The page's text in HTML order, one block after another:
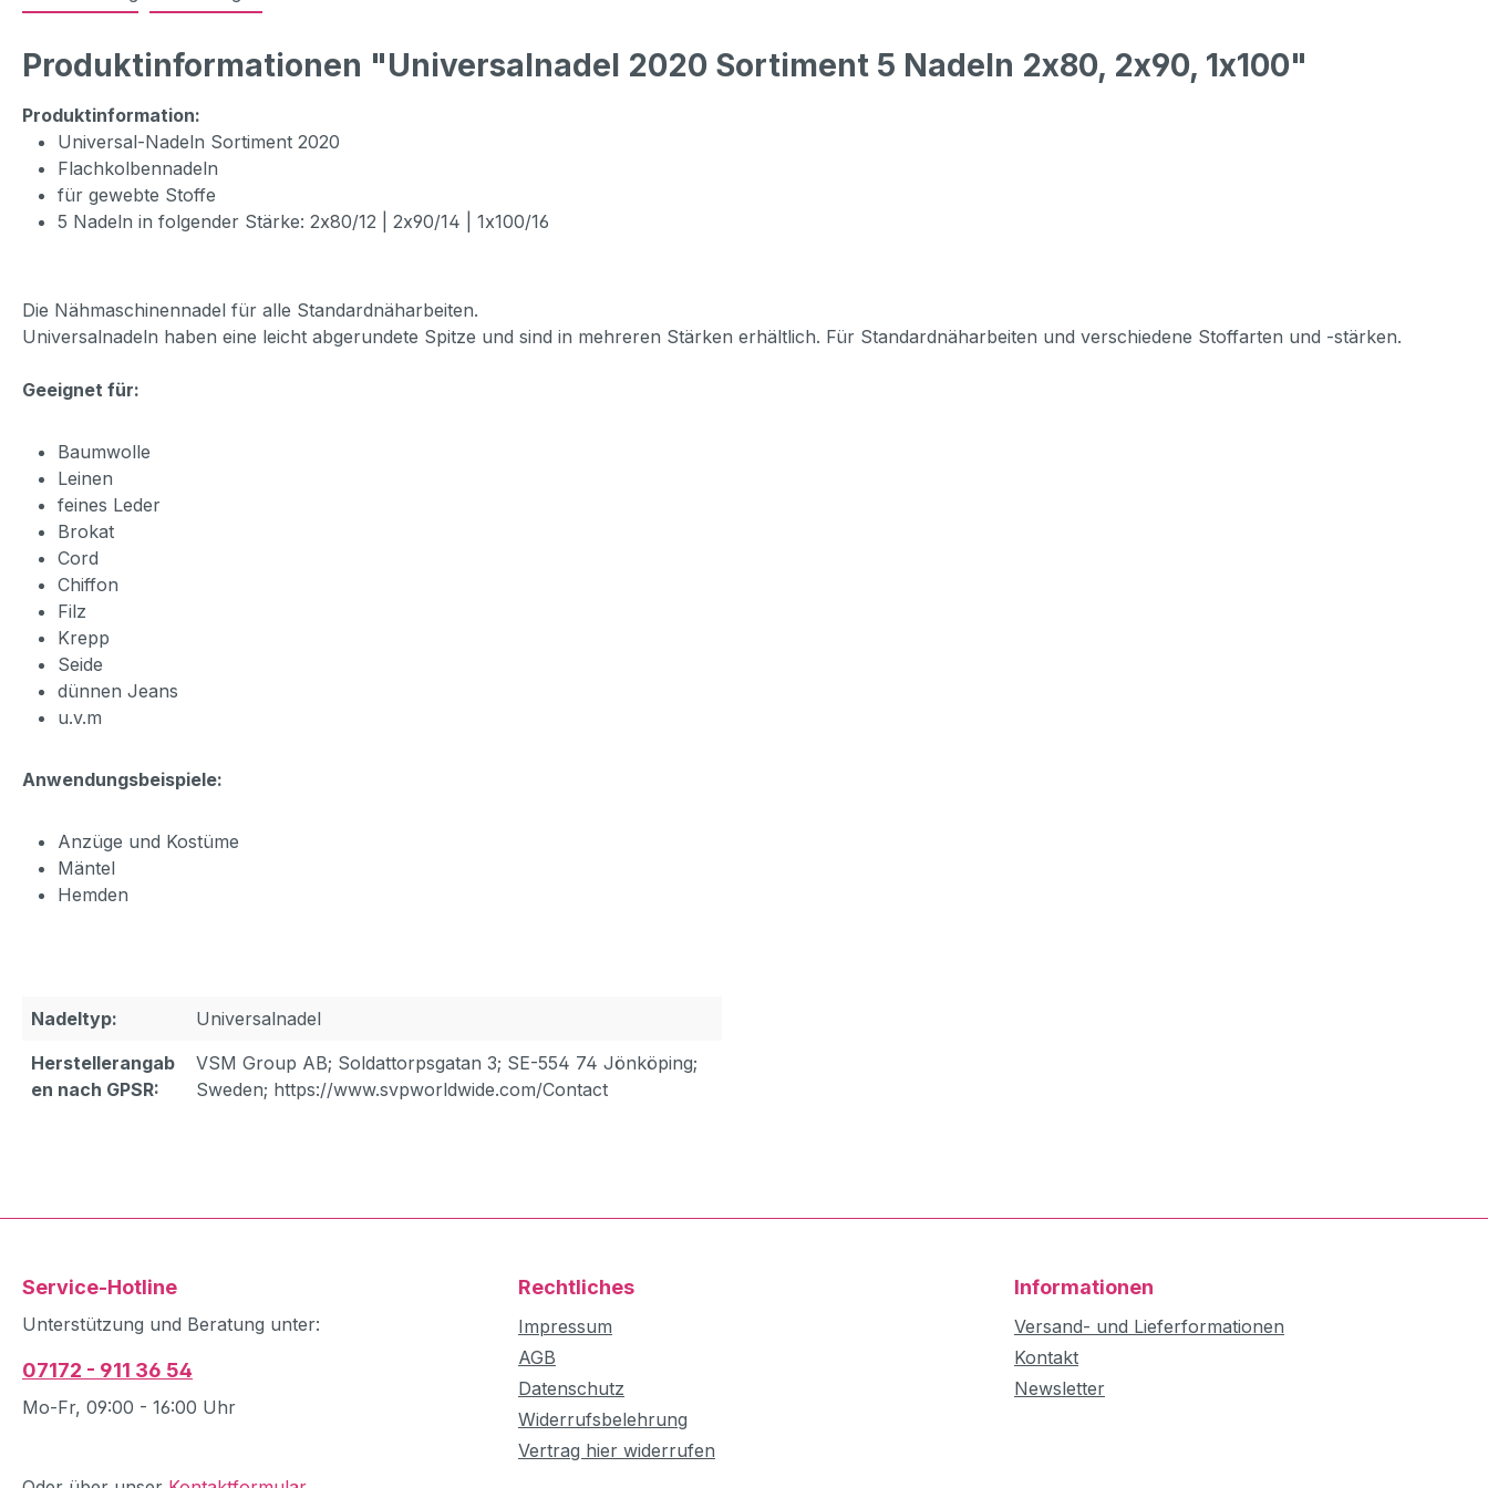
Produktinformationen "Universalnadel 2020 Sortiment 5 Nadeln 2x80, 2x90, 1x100"
Produktinformation:
Universal-Nadeln Sortiment 2020
Flachkolbennadeln
für gewebte Stoffe
5 Nadeln in folgender Stärke: 2x80/12 | 2x90/14 | 1x100/16
Die Nähmaschinennadel für alle Standardnäharbeiten.
Universalnadeln haben eine leicht abgerundete Spitze und sind in mehreren Stärken erhältlich. Für Standardnäharbeiten und verschiedene Stoffarten und -stärken.
Geeignet für:
Baumwolle
Leinen
feines Leder
Brokat
Cord
Chiffon
Filz
Krepp
Seide
dünnen Jeans
u.v.m
Anwendungsbeispiele:
Anzüge und Kostüme
Mäntel
Hemden
Nadeltyp:
Universalnadel
Herstellerangab
en nach GPSR:
VSM Group AB; Soldattorpsgatan 3; SE-554 74 Jönköping;
Sweden; https://www.svpworldwide.com/Contact
Service-Hotline
Unterstützung und Beratung unter:
07172 - 911 36 54
Mo-Fr, 09:00 - 16:00 Uhr
Rechtliches
Impressum
AGB
Datenschutz
Widerrufsbelehrung
Vertrag hier widerrufen
Informationen
Versand- und Lieferformationen
Kontakt
Newsletter